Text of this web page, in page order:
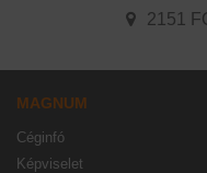
2151
MAGNUM
Céginfó
Képviselet